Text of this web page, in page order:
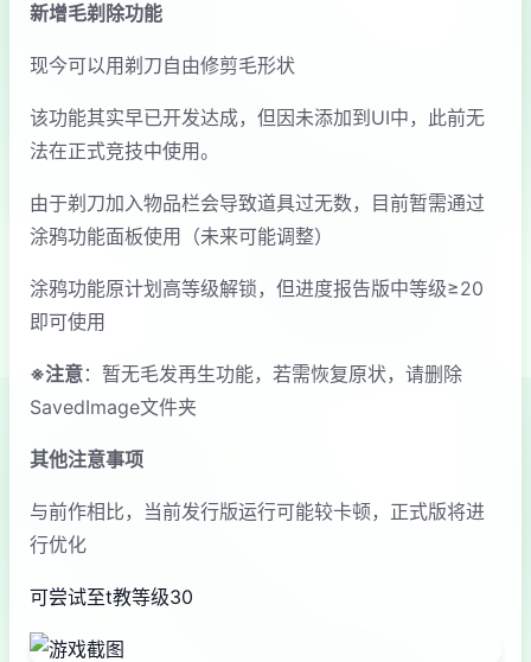
新增毛剃除功能
现今可以用剃刀自由修剪毛形状
该功能其实早已开发达成，但因未添加到UI中，此前无
法在正式竞技中使用。
由于剃刀加入物品栏会导致道具过无数，目前暂需通过
涂鸦功能面板使用（未来可能调整）
涂鸦功能原计划高等级解锁，但进度报告版中等级≥20
即可使用
※注意：暂无毛发再生功能，若需恢复原状，请删除
SavedImage文件夹
其他注意事项
与前作相比，当前发行版运行可能较卡顿，正式版将进
行优化
可尝试至t教等级30